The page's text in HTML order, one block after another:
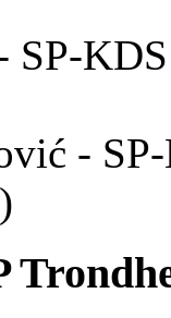
SP-
-